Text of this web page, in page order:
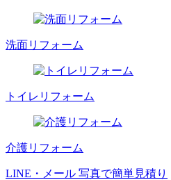
洗面リフォーム
トイレリフォーム
介護リフォーム
LINE・メール 写真で簡単見積り